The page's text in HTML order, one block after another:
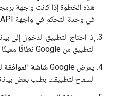
هذه الخطوة إذا كانت واجهة
في وحدة التحكم في واجهة Google API.)
إذا احتاج التطبيق الدخول إلى
التطبيق من Google
نطاقًا
يعرض Google
شاشة الموافقة
السماح لتطبيقك بطلب بعض